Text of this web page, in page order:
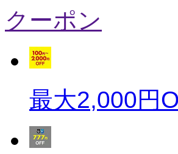
クーポン
最大2,000円